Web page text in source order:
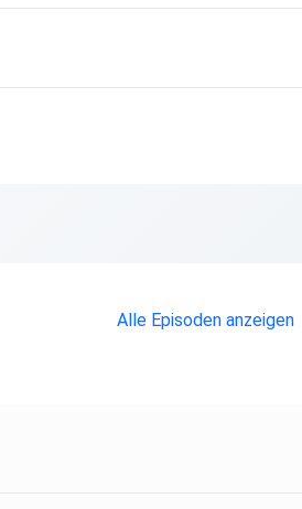
Alle Episoden anzeigen